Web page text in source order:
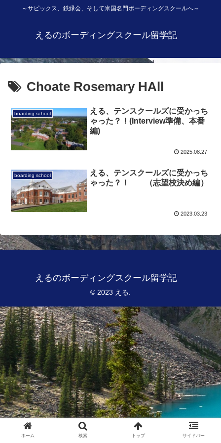
～サピックス、鉄緑会、そして米国名門ボーディングスクールへ～
えるのボーディングスクール留学記
Choate Rosemary HAll
boarding school
える、テンスクールズに受かっち
ゃった？！(Interview準備、本番
編)
2025.08.27
boarding school
える、テンスクールズに受かっち
ゃった？！ （志望校決め編）
2023.03.23
えるのボーディングスクール留学記
© 2023 える.
ホーム 検索 トップ サイドバー